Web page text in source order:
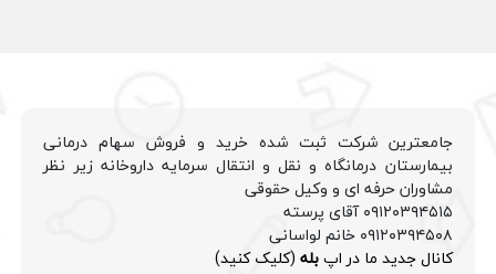
جامعترین شرکت ثبت شده خرید و فروش سهام درمانی
بیمارستان درمانگاه و نقل و انتقال سرمایه داروخانه زیر نظر
مشاوران حرفه ای و وکیل حقوقی
۰۹۱۲۰۳۹۴۵۱۵ آقای پرسته
۰۹۱۲۰۳۹۴۵۰۸ خانم لواسانی
کانال جدید ما در اپبله (کلیک کنید)